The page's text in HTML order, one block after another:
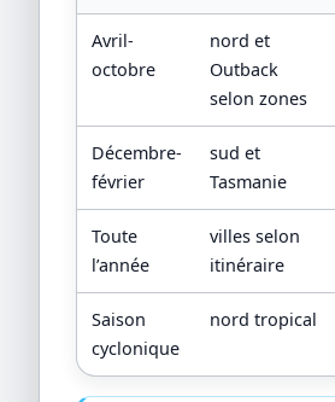
Avril-
octobre
nord et
Outback
selon zones
Décembre-
février
sud et
Tasmanie
Toute
l’année
villes selon
itinéraire
Saison
cyclonique
nord tropical